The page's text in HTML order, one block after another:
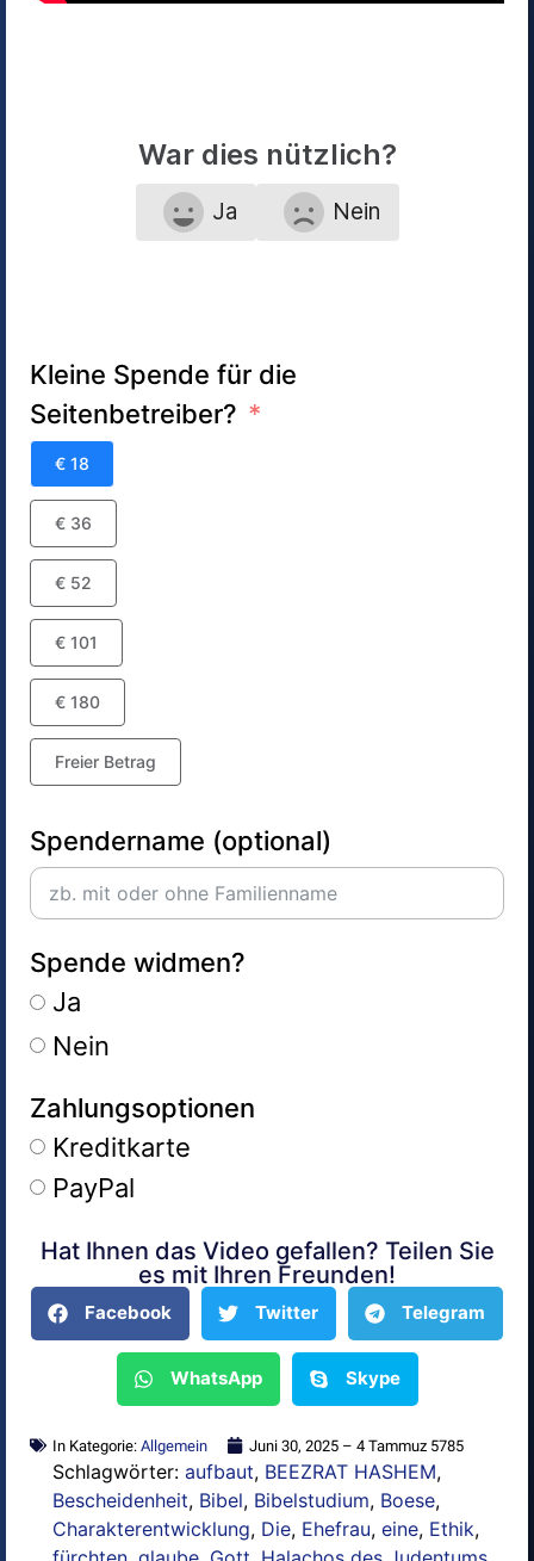
War dies nützlich?
Ja Nein
Kleine Spende für die
Seitenbetreiber?
€ 18
€ 36
€ 52
€ 101
€ 180
Freier Betrag
Spendername (optional)
Spende widmen?
Ja
Nein
Zahlungsoptionen
Kreditkarte
PayPal
Alternative:
Hat Ihnen das Video gefallen? Teilen Sie
es mit Ihren Freunden!
Facebook Twitter Telegram
WhatsApp Skype
In Kategorie: Allgemein Juni 30, 2025 – 4 Tammuz 5785
Schlagwörter: aufbaut, BEEZRAT HASHEM,
Bescheidenheit, Bibel, Bibelstudium, Boese,
Charakterentwicklung, Die, Ehefrau, eine, Ethik,